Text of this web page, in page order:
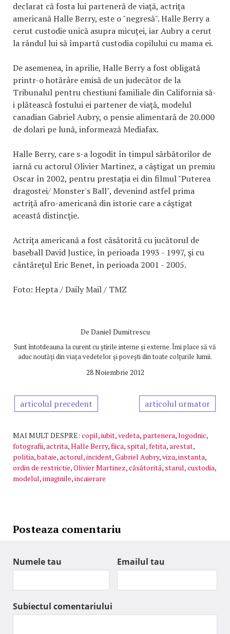
declarat că fosta lui parteneră de viaţă, actriţa
americană Halle Berry, este o "negresă". Halle Berry a
cerut custodie unică asupra micuţei, iar Aubry a cerut
la rândul lui să împartă custodia copilului cu mama ei.
De asemenea, în aprilie, Halle Berry a fost obligată
printr-o hotărâre emisă de un judecător de la
Tribunalul pentru chestiuni familiale din California să-
i plătească fostului ei partener de viaţă, modelul
canadian Gabriel Aubry, o pensie alimentară de 20.000
de dolari pe lună, informează Mediafax.
Halle Berry, care s-a logodit în timpul sărbătorilor de
iarnă cu actorul Olivier Martinez, a câştigat un premiu
Oscar în 2002, pentru prestaţia ei din filmul "Puterea
dragostei/ Monster's Ball", devenind astfel prima
actriţă afro-americană din istorie care a câştigat
această distincţie.
Actriţa americană a fost căsătorită cu jucătorul de
baseball David Justice, în perioada 1993 - 1997, şi cu
cântăreţul Eric Benet, în perioada 2001 - 2005.
Foto: Hepta / Daily Mail / TMZ
De Daniel Dumitrescu
Sunt întotdeauna la curent cu știrile interne și externe. Îmi place să vă
aduc noutăți din viața vedetelor și povești din toate colțurile lumii.
28 Noiembrie 2012
articolul precedent articolul urmator
MAI MULT DESPRE: copil,iubit,vedeta, partenera,logodnic,
fotografii,actrita,Halle Berry,fiica, spital,fetita,arestat,
politia,bataie,actorul,incident,Gabriel Aubry,viza,instanta,
ordin de restrictie,Olivier Martinez,căsătorită, starul,custodia,
modelul,imaginile,incaierare
Posteaza comentariu
Numele tau Emailul tau
Subiectul comentariului